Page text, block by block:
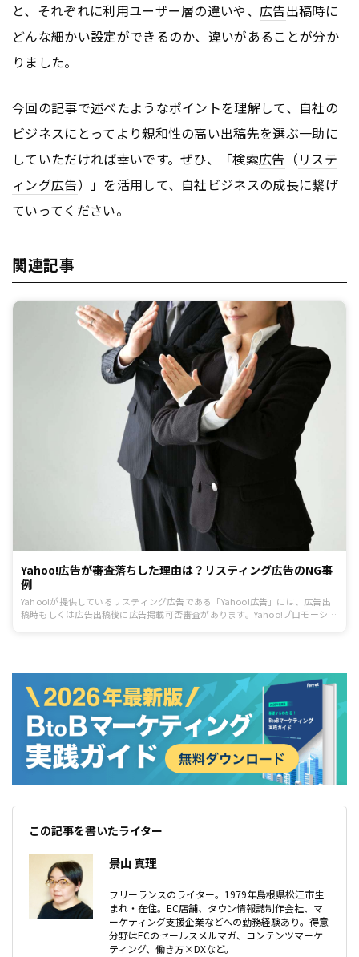
と、それぞれに利用ユーザー層の違いや、広告出稿時に
どんな細かい設定ができるのか、違いがあることが分か
りました。
今回の記事で述べたようなポイントを理解して、自社の
ビジネスにとってより親和性の高い出稿先を選ぶ一助に
していただければ幸いです。ぜひ、「検索広告 （リステ
ィング広告）」を活用して、自社ビジネスの成長に繋げ
ていってください。
関連記事
Yahoo!広告が審査落ちした理由は？リスティング広告のNG事
例
Yahoo!が提供しているリスティング広告である「Yahoo!広告」には、広告出
稿時もしくは広告出稿後に広告掲載可否審査があります。Yahoo!プロモーショ
この記事を書いたライター
景山 真理
フリーランスのライター。1979年島根県松江市生
まれ・在住。EC店舗、タウン情報誌制作会社、マ
ーケティング支援企業などへの勤務経験あり。得意
分野はECのセールスメルマガ、コンテンツマーケ
ティング、働き方×DXなど。